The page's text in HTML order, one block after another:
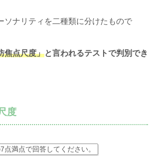
ソナリティを二種類に分けたもので
焦点尺度」と言われるテストで判別でき
度
7 点満点で回答してください。